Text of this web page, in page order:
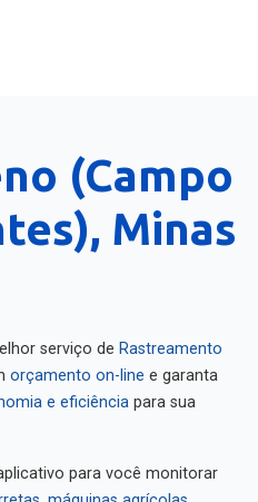
(Campo
Minas
serviço de Rastreamento
orçamento on-line e garanta
e eficiência para sua
para você monitorar